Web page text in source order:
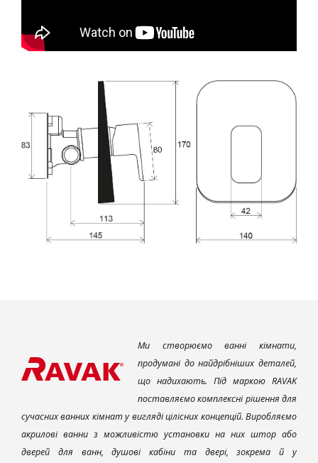
Ми створюємо ванні кімнати,
продумані до найдрібніших деталей,
що надихають. Під маркою RAVAK
поставляємо комплексні рішення для
сучасних ванних кімнат у вигляді цілісних концепцій. Виробляємо
акрилові ванни з можливістю установки на них штор або
дверей для ванн, душові кабіни та двері, зокрема й у